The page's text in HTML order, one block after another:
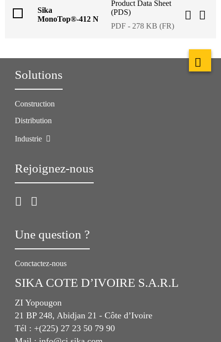
Sika
MonoTop®-412 N
Product Data Sheet
(PDS)
PDF - 278 KB (FR)
Solutions
Construction
Distribution
Industrie
Rejoignez-nous
Une question ?
Conctactez-nous
SIKA COTE D’IVOIRE S.A.R.L
ZI Yopougon
21 BP 248, Abidjan 21 - Côte d’Ivoire
Tél : +(225) 27 23 50 79 90